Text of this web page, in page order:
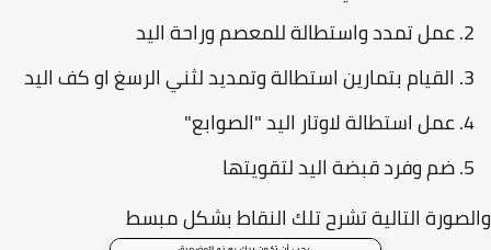
عمل تمدد واستطالة للمعصم وراحة اليد
القيام بتمارين استطالة وتمديد لثني الرسغ او كف اليد
عمل استطالة لاوتار اليد "الصوابع"
ضم وفرد قبضة اليد لتقويتها
التالية تشرح تلك النقاط بشكل مبسط